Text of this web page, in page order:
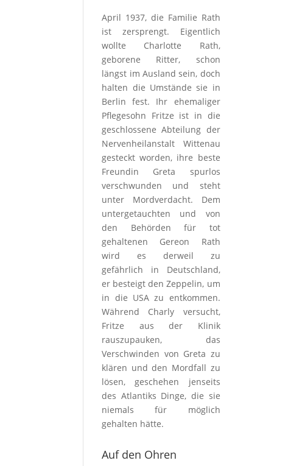
April 1937, die Familie Rath
ist zersprengt. Eigentlich
wollte Charlotte Rath,
geborene Ritter, schon
längst im Ausland sein, doch
halten die Umstände sie in
Berlin fest. Ihr ehemaliger
Pflegesohn Fritze ist in die
geschlossene Abteilung der
Nervenheilanstalt Wittenau
gesteckt worden, ihre beste
Freundin Greta spurlos
verschwunden und steht
unter Mordverdacht. Dem
untergetauchten und von
den Behörden für tot
gehaltenen Gereon Rath
wird es derweil zu
gefährlich in Deutschland,
er besteigt den Zeppelin, um
in die USA zu entkommen.
Während Charly versucht,
Fritze aus der Klinik
rauszupauken, das
Verschwinden von Greta zu
klären und den Mordfall zu
lösen, geschehen jenseits
des Atlantiks Dinge, die sie
niemals für möglich
gehalten hätte.
Auf den Ohren